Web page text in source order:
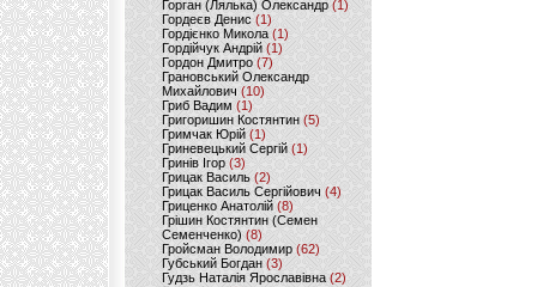
Горган (Лялька) Олександр(1)
Гордеєв Денис (1)
Гордієнко Микола (1)
Гордійчук Андрій (1)
Гордон Дмитро (7)
Грановський Олександр
Михайлович (10)
Гриб Вадим (1)
Григоришин Костянтин (5)
Гримчак Юрій(1)
Гриневецький Сергій(1)
Гринів Ігор (3)
Грицак Василь (2)
Грицак Василь Сергійович (4)
Гриценко Анатолій (8)
Грішин Костянтин (Семен
Семенченко)(8)
Гройсман Володимир(62)
Губський Богдан (3)
Гудзь Наталія Ярославівна(2)